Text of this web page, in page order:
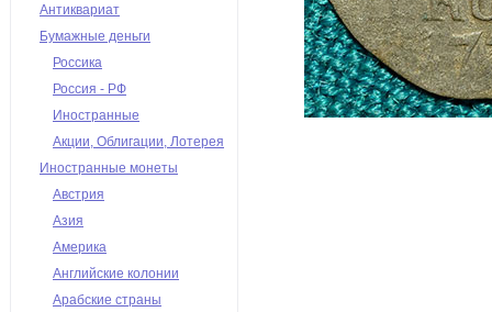
Антиквариат
Бумажные деньги
Россика
Россия - РФ
Иностранные
Акции, Облигации, Лотерея
Иностранные монеты
Австрия
Азия
Америка
Английские колонии
Арабские страны